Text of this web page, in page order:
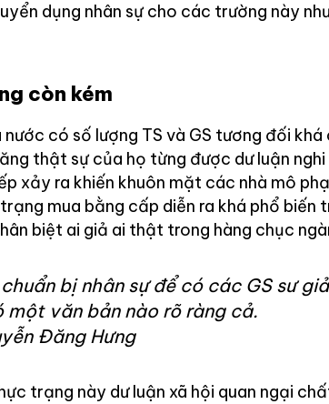
dụng nhân sự cho các trường này
còn kém
nước có số lượng TS và GS tương đối
thật sự của họ từng được dư luận
xảy ra khiến khuôn mặt các nhà mô
mua bằng cấp diễn ra khá phổ biến
biệt ai giả ai thật trong hàng chục
chuẩn bị nhân sự để có các GS sư
một văn bản nào rõ ràng cả.
Đăng Hưng
trạng này dư luận xã hội quan ngại